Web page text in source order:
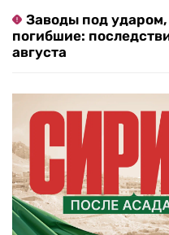
Заводы под
погибшие:
августа